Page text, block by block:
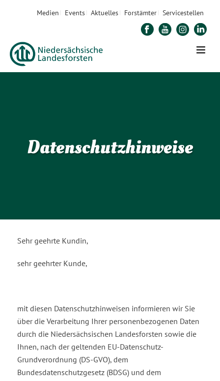
Medien Events Aktuelles Forstämter Servicestellen
Datenschutzhinweise
Sehr geehrte Kundin,
sehr geehrter Kunde,
mit diesen Datenschutzhinweisen informieren wir Sie
über die Verarbeitung Ihrer personenbezoge­nen Daten
durch die Niedersächsischen Landesforsten sowie die
Ihnen, nach der geltenden EU-Da­tenschutz-
Grundverordnung (DS-GVO), dem
Bundesdatenschutzgesetz (BDSG) und dem